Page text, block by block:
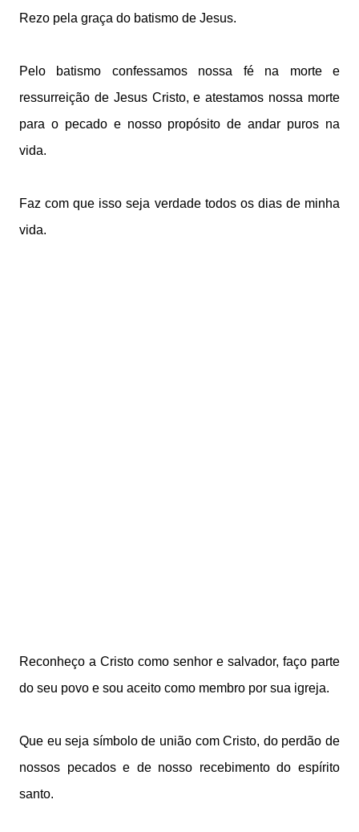
Rezo pela graça do batismo de Jesus.
Pelo batismo confessamos nossa fé na morte e
ressurreição de Jesus Cristo, e atestamos nossa morte
para o pecado e nosso propósito de andar puros na
vida.
Faz com que isso seja verdade todos os dias de minha
vida.
Reconheço a Cristo como senhor e salvador, faço parte
do seu povo e sou aceito como membro por sua igreja.
Que eu seja símbolo de união com Cristo, do perdão de
nossos pecados e de nosso recebimento do espírito
santo.